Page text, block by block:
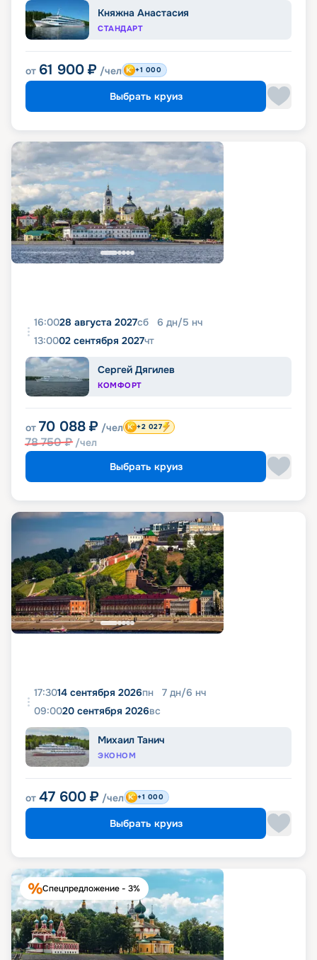
Княжна Анастасия
СТАНДАРТ
от 61 900 ₽ /чел +1 000
Выбрать круиз
16:0028 августа 2027сб 6 дн/5 нч
13:0002 сентября 2027чт
Сергей Дягилев
КОМФОРТ
от 70 088 ₽ /чел
78 750₽ /чел
+2 027
Выбрать круиз
17:3014 сентября 2026пн 7 дн/6 нч
09:0020 сентября 2026вс
Михаил Танич
ЭКОНОМ
от 47 600 ₽ /чел +1 000
Выбрать круиз
Спецпредложение - 3%